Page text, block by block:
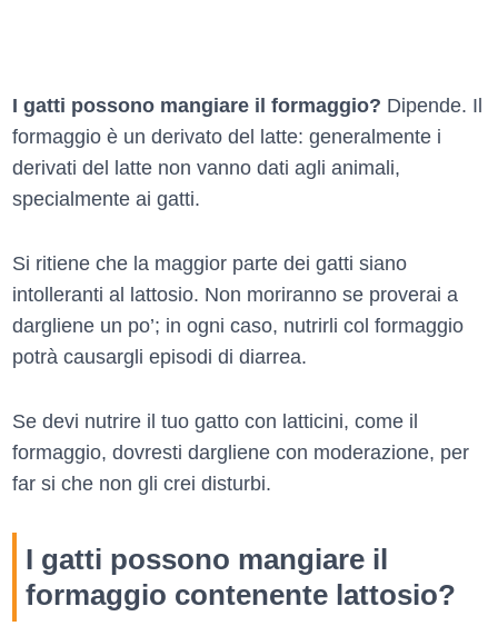
I gatti possono mangiare il formaggio? Dipende. Il
formaggio è un derivato del latte: generalmente i
derivati del latte non vanno dati agli animali,
specialmente ai gatti.
Si ritiene che la maggior parte dei gatti siano
intolleranti al lattosio. Non moriranno se proverai a
dargliene un po’; in ogni caso, nutrirli col formaggio
potrà causargli episodi di diarrea.
Se devi nutrire il tuo gatto con latticini, come il
formaggio, dovresti dargliene con moderazione, per
far si che non gli crei disturbi.
I gatti possono mangiare il
formaggio contenente lattosio?